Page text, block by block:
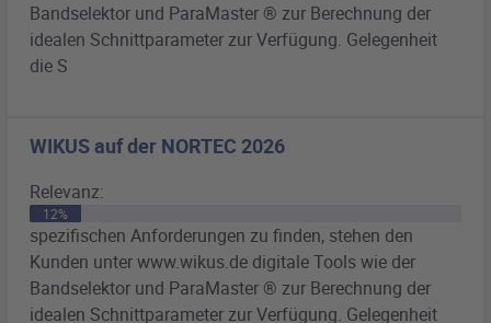
Bandselektor und ParaMaster ® zur Berechnung der
idealen Schnittparameter zur Verfügung. Gelegenheit
die S
WIKUS auf der NORTEC 2026
Relevanz:
12%
spezifischen Anforderungen zu finden, stehen den
Kunden unter www.wikus.de digitale Tools wie der
Bandselektor und ParaMaster ® zur Berechnung der
idealen Schnittparameter zur Verfügung. Gelegenheit